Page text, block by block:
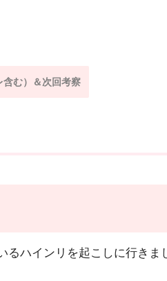
含む）＆次回考察
るハインリを起こしに行きま